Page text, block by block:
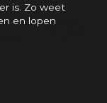
is. Zo weet
en lopen